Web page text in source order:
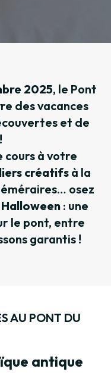
2025, le Pont
des vacances
et de
cours à votre
créatifsà la
osez
: une
le pont, entre
garantis !
AU PONT DU
antique